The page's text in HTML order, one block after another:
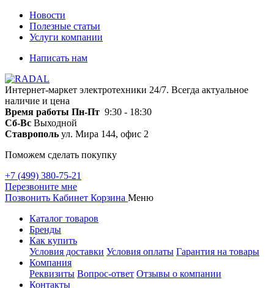
Новости
Полезные статьи
Услуги компании
Написать нам
Интернет-маркет электротехники 24/7. Всегда актуальное
наличие и цена
Время работы Пн-Пт 9:30 - 18:30
Сб-Вс Выходной
Ставрополь ул. Мира 144, офис 2
Поможем сделать покупку
+7 (499) 380-75-21
Перезвоните мне
Позвонить Кабинет Корзина Меню
Каталог товаров
Бренды
Как купить
Условия доставки Условия оплаты Гарантия на товары
Компания
Реквизиты Вопрос-ответ Отзывы о компании
Контакты